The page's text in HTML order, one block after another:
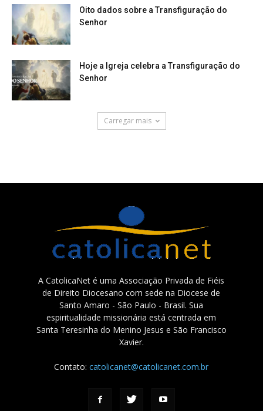
Oito dados sobre a Transfiguração do
Senhor
Hoje a Igreja celebra a Transfiguração do
Senhor
Carregar mais
A CatolicaNet é uma Associação Privada de Fiéis
de Direito Diocesano com sede na Diocese de
Santo Amaro - São Paulo - Brasil. Sua
espiritualidade missionária está centrada em
Santa Teresinha do Menino Jesus e São Francisco
Xavier.
Contato:catolicanet@catolicanet.com.br